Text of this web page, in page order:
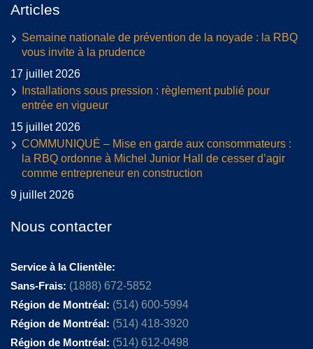
Articles
Semaine nationale de prévention de la noyade : la RBQ
vous invite à la prudence
17 juillet 2026
Installations sous pression : règlement publié pour
entrée en vigueur
15 juillet 2026
COMMUNIQUÉ – Mise en garde aux consommateurs :
la RBQ ordonne à Michel Junior Hall de cesser d’agir
comme entrepreneur en construction
9 juillet 2026
Nous contacter
Service à la Clientèle:
Sans-Frais: (1888) 672-5852
Région de Montréal: (514) 600-5994
Région de Montréal: (514) 418-3920
Région de Montréal: (514) 612-0498